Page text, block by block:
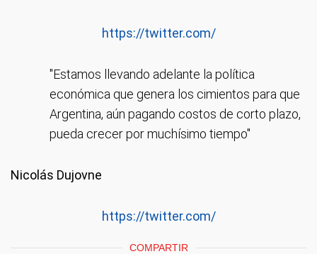
https://twitter.com/
"Estamos llevando adelante la política
económica que genera los cimientos para que
Argentina, aún pagando costos de corto plazo,
pueda crecer por muchísimo tiempo"
Nicolás Dujovne
https://twitter.com/
COMPARTIR